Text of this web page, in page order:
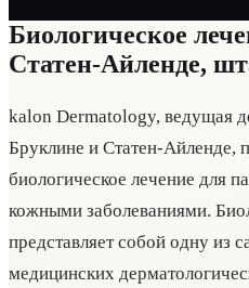
Биологическое
Статен-Айленде,
kalon Dermatology, ведущая
Бруклине и Статен-Айленде,
биологическое лечение для
кожными заболеваниями.
представляет собой одну из
медицинских